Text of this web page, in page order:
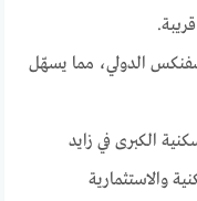
الدولي، مما يسهّل
الكبرى في زايد
والاستثمارية